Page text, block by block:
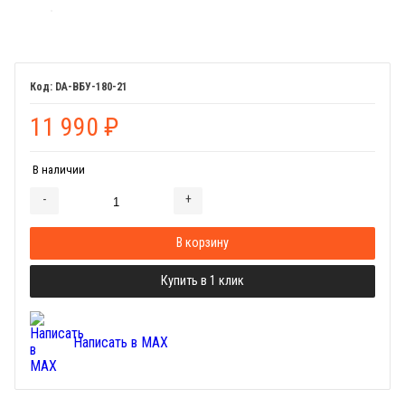
DA-ВБУ-180-21
11 990 ₽
В наличии
- +
В корзину
Купить в 1 клик
Написать в MAX